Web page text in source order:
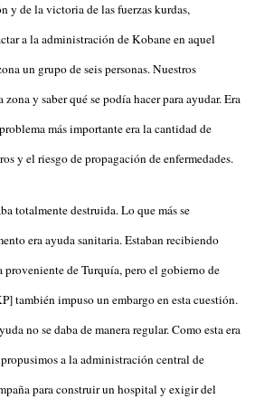
y de la victoria de las fuerzas kurdas,
a la administración de Kobane en aquel
un grupo de seis personas. Nuestros
y saber qué se podía hacer para ayudar. Era
más importante era la cantidad de
y el riesgo de propagación de enfermedades.
totalmente destruida. Lo que más se
era ayuda sanitaria. Estaban recibiendo
proveniente de Turquía, pero el gobierno de
también impuso un embargo en esta cuestión.
no se daba de manera regular. Como esta era
a la administración central de
para construir un hospital y exigir del